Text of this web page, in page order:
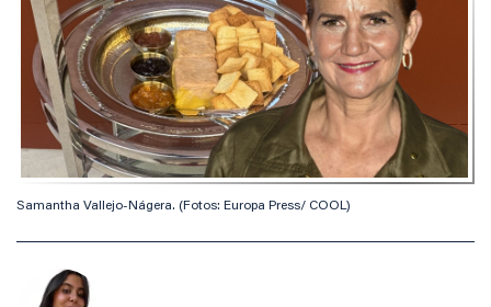
Samantha Vallejo-Nágera. (Fotos: Europa Press/ COOL)